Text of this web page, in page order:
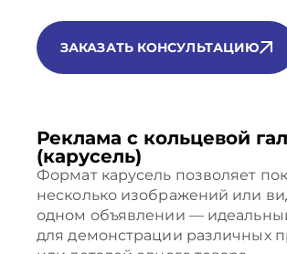
ЗАКАЗАТЬ КОНСУЛЬТАЦИЮ
Реклама с кольцевой
(карусель)
Формат карусель позволяет
несколько изображений или
одном объявлении —
для демонстрации различных